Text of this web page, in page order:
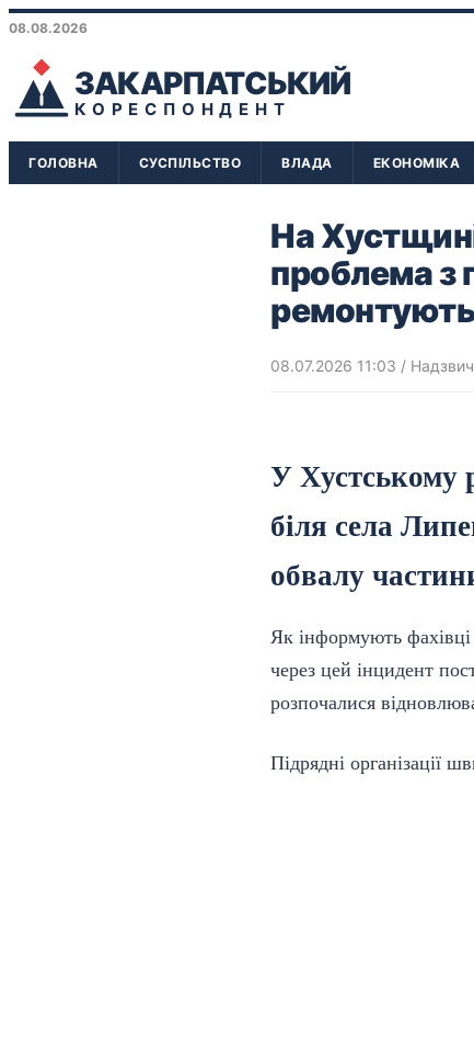
08.08.2026
ЗАКАРПАТСЬКИЙ
КОРЕСПОНДЕНТ
ГОЛОВНА СУСПІЛЬСТВО ВЛАДА ЕКОНОМІКА
На
проблема з
08.07.2026 11:03 /
У Хустському
біля села
обвалу
Як інформують
через цей інцидент
розпочалися
Підрядні організації